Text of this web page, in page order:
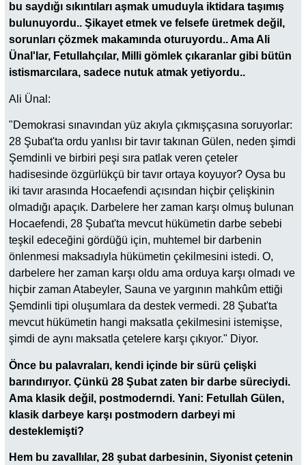
bu saydığı sıkıntıları aşmak umuduyla iktidara taşımış
bulunuyordu.. Şikayet etmek ve felsefe üretmek değil,
sorunları çözmek makamında oturuyordu.. Ama Ali
Ünal'lar, Fetullahçılar, Milli gömlek çıkaranlar gibi bütün
istismarcılara, sadece nutuk atmak yetiyordu..
Ali Ünal:
"Demokrasi sınavından yüz akıyla çıkmışçasına soruyorlar:
28 Şubat'ta ordu yanlısı bir tavır takınan Gülen, neden şimdi
Şemdinli ve birbiri peşi sıra patlak veren çeteler
hadisesinde özgürlükçü bir tavır ortaya koyuyor? Oysa bu
iki tavır arasında Hocaefendi açısından hiçbir çelişkinin
olmadığı apaçık. Darbelere her zaman karşı olmuş bulunan
Hocaefendi, 28 Şubat'ta mevcut hükümetin darbe sebebi
teşkil edeceğini gördüğü için, muhtemel bir darbenin
önlenmesi maksadıyla hükümetin çekilmesini istedi. O,
darbelere her zaman karşı oldu ama orduya karşı olmadı ve
hiçbir zaman Atabeyler, Sauna ve yargının mahkûm ettiği
Şemdinli tipi oluşumlara da destek vermedi. 28 Şubat'ta
mevcut hükümetin hangi maksatla çekilmesini istemişse,
şimdi de aynı maksatla çetelere karşı çıkıyor." Diyor.
Önce bu palavraları, kendi içinde bir sürü çelişki
barındırıyor. Çünkü 28 Şubat zaten bir darbe süreciydi.
Ama klasik değil, postmoderndi. Yani: Fetullah Gülen,
klasik darbeye karşı postmodern darbeyi mi
desteklemişti?
Hem bu zavallılar, 28 şubat darbesinin, Siyonist çetenin